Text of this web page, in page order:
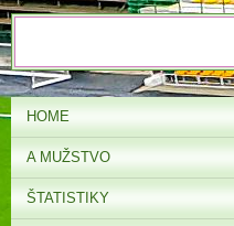
HOME
A MUŽSTVO
ŠTATISTIKY